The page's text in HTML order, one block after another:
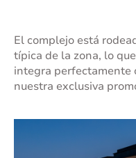
El complejo está
típica de la zona, lo
integra perfectamente
nuestra exclusiva